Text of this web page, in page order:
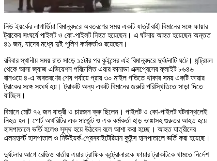
নিউ ইয়র্কের লাগার্ডিয়া বিমানবন্দরে অবতরণের সময় একটি যাত্রীবাহী বিমানের সঙ্গে ফায়ার
ট্রাকের সংঘর্ষে পাইলট ও কো-পাইলট নিহত হয়েছেন। এ ঘটনায় আহত হয়েছেন অন্তত
৪১ জন, যাদের মধ্যে দুই পুলিশ কর্মকর্তাও রয়েছেন।
রবিবার স্থানীয় সময় রাত সাড়ে ১১টার পর কুইন্সের এই বিমানবন্দরে দুর্ঘটনাটি ঘটে। মন্ট্রিয়ল
থেকে আসা জ্যাজ এভিয়েশন পরিচালিত এয়ার কানাডা এক্সপ্রেসের ফ্লাইট ৮৬৪৬
রানওয়ে ৪-এ অবতরণের শেষ পর্যায়ে প্রায় ৩০ মাইল গতিতে থাকার সময় একটি ফায়ার
ট্রাকের সঙ্গে সংঘর্ষ হয়। ট্রাকটি অন্য একটি বিমানের জরুরি পরিস্থিতিতে সাড়া দিতে
যাচ্ছিল।
বিমানে মোট ৭২ জন যাত্রী ও চারজন ক্রু ছিলেন। পাইলট ও কো-পাইলট ঘটনাস্থলেই
নিহত হন। পোর্ট অথরিটির এক সার্জেন্ট ও এক কর্মকর্তা হাড় ভাঙাসহ গুরুতর আহত হয়ে
হাসপাতালে ভর্তি হলেও সুস্থ হয়ে উঠবেন বলে আশা করা হচ্ছে। আহত যাত্রীদের
এলমহার্স্ট হাসপাতাল ও নিউইয়র্ক-প্রেসবাইটেরিয়ান কুইন্স হাসপাতালে ভর্তি করা হয়েছে।
দুর্ঘটনার আগে রেডিও বার্তায় এয়ার ট্রাফিক কন্ট্রোলারকে ফায়ার ট্রাকটিকে থামতে নির্দেশ